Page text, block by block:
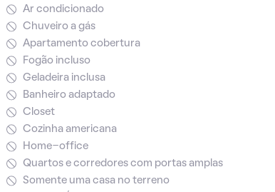
Ar condicionado
Chuveiro a gás
Apartamento cobertura
Fogão incluso
Geladeira inclusa
Banheiro adaptado
Closet
Cozinha americana
Home-office
Quartos e corredores com portas amplas
Somente uma casa no terreno